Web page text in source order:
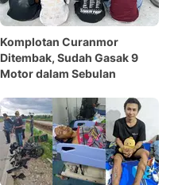
Komplotan Curanmor
Ditembak, Sudah Gasak 9
Motor dalam Sebulan